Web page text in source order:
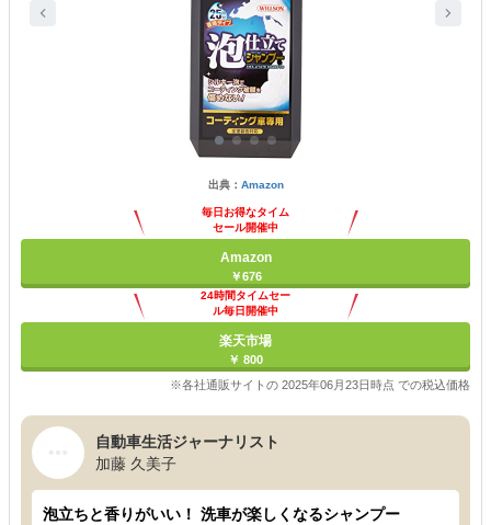
出典： Amazon
毎日お得なタイム
セール開催中
Amazon
￥676
24時間タイムセー
ル毎日開催中
楽天市場
￥ 800
※各社通販サイトの 2025年06月23日時点 での税込価格
自動車生活ジャーナリスト
加藤 久美子
泡立ちと香りがいい！ 洗車が楽しくなるシャンプー